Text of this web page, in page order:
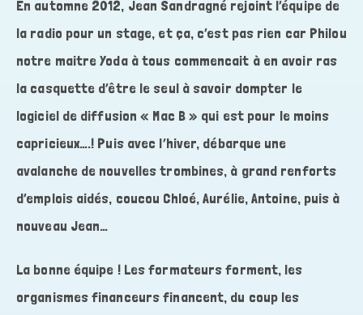
En automne 2012, Jean Sandragné rejoint l’équipe de
la radio pour un stage, et ça, c’est pas rien car Philou
notre maitre Yoda à tous commencait à en avoir ras
la casquette d’être le seul à savoir dompter le
logiciel de diffusion « Mac B » qui est pour le moins
capricieux….! Puis avec l’hiver, débarque une
avalanche de nouvelles trombines, à grand renforts
d’emplois aidés, coucou Chloé, Aurélie, Antoine, puis à
nouveau Jean…
La bonne équipe ! Les formateurs forment, les
organismes financeurs financent, du coup les